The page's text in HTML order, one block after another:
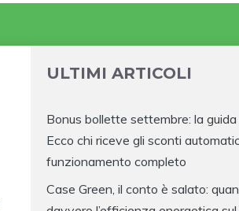
ULTIMI ARTICOLI
Bonus bollette settembre: la guida
Ecco chi riceve gli sconti
funzionamento completo
Case Green, il conto è salato: